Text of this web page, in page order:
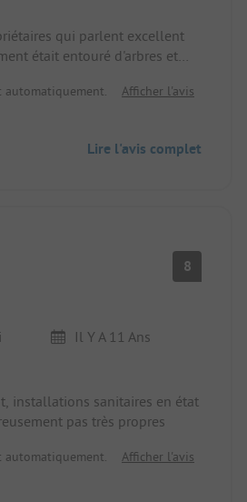
qui parlent excellent
était entouré d'arbres et
Malheureusement, le
n'étaient pas ouverts.
automatiquement.
Afficher l'avis
Lire l'avis complet
8
Il Y A 11 Ans
installations sanitaires en état
pas très propres
automatiquement.
Afficher l'avis